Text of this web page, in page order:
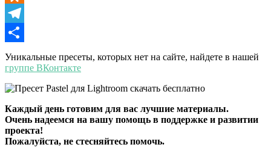
Odnoklassniki
Telegram
Отправить
Уникальные пресеты, которых нет на сайте, найдете в нашей
группе ВКонтакте
Каждый день готовим для вас лучшие материалы.
Очень надеемся на вашу помощь в поддержке и развитии
проекта!
Пожалуйста, не стесняйтесь помочь.